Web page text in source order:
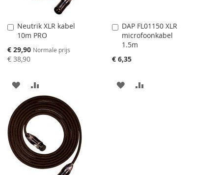
Neutrik XLR kabel
10m PRO
Speciale
prijs
€ 29,90 Normale prijs
€ 38,90
Aan
winkelwagen
toevoegen
AAN
VERLANGLIJST
TOEVOEGEN
TOE
OM
VERGELIJKEN
DAP FL01150 XLR
microfoonkabel
1.5m
€ 6,35
Aan
winkelwagen
toevoegen
AAN